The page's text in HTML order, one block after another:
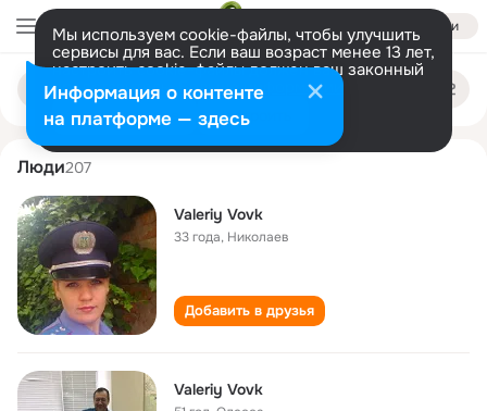
Войти
Мы используем cookie-файлы, чтобы улучшить
сервисы для вас. Если ваш возраст менее 13 лет,
настроить cookie-файлы должен ваш законный
представитель. Больше информации
Разрешить все Настроить
Поиск
людям
valeriy vovk
Люди207
Valeriy Vovk
33 года, Николаев
Добавить в друзья
Valeriy Vovk
Информация о контенте
на платформе — здесь